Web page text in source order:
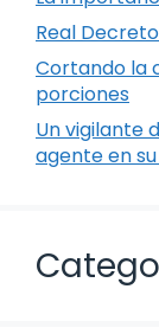
Real
Cortando la
porciones
Un vigilante
agente en